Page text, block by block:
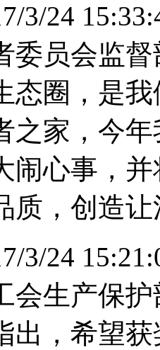
3/24
委员会监
态圈，是
之家，今
闹心事，
质，创造
3/24
会生产保
出，希望